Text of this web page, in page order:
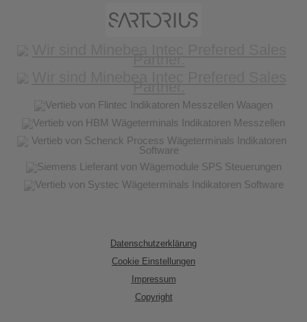
Datenschutzerklärung
Cookie Einstellungen
Impressum
Copyright